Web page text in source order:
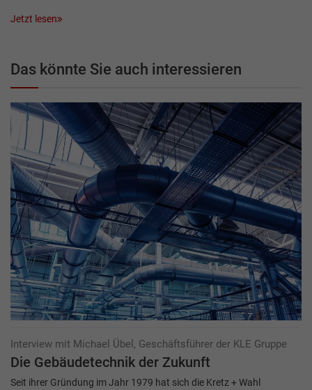
Jetzt lesen
Das könnte Sie auch interessieren
Interview mit Michael Übel, Geschäftsführer der KLE Gruppe
Die Gebäudetechnik der Zukunft
Seit ihrer Gründung im Jahr 1979 hat sich die Kretz + Wahl